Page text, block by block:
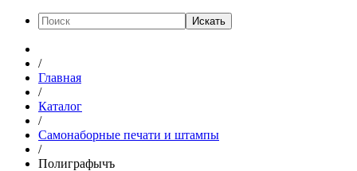
Искать
/
Главная
/
Каталог
/
Самонаборные печати и штампы
/
Полиграфычъ